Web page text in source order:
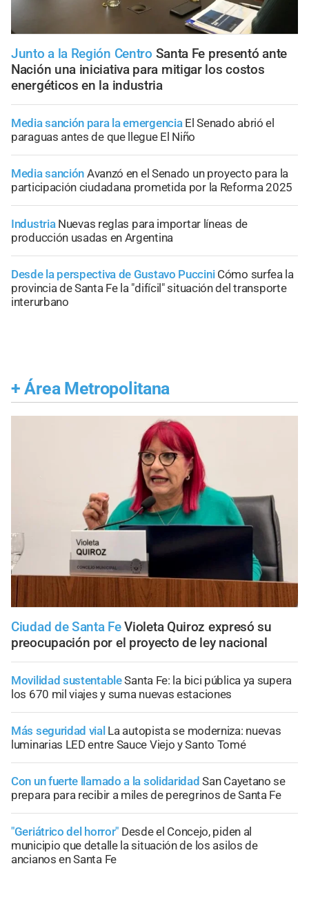
Junto a la Región Centro Santa Fe presentó ante
Nación una iniciativa para mitigar los costos
energéticos en la industria
Media sanción para la emergencia El Senado abrió el
paraguas antes de que llegue El Niño
Media sanción Avanzó en el Senado un proyecto para la
participación ciudadana prometida por la Reforma 2025
Industria Nuevas reglas para importar líneas de
producción usadas en Argentina
Desde la perspectiva de Gustavo Puccini Cómo surfea la
provincia de Santa Fe la "difícil" situación del transporte
interurbano
+ Área Metropolitana
Ciudad de Santa Fe Violeta Quiroz expresó su
preocupación por el proyecto de ley nacional
Movilidad sustentableSanta Fe: la bici pública ya supera
los 670 mil viajes y suma nuevas estaciones
Más seguridad vial La autopista se moderniza: nuevas
luminarias LED entre Sauce Viejo y Santo Tomé
Con un fuerte llamado a la solidaridad San Cayetano se
prepara para recibir a miles de peregrinos de Santa Fe
"Geriátrico del horror" Desde el Concejo, piden al
municipio que detalle la situación de los asilos de
ancianos en Santa Fe